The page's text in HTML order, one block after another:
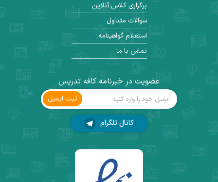
عضویت در خبرنامه کافه تدریس
ثبت ‌ایمیل
کانال تلگرام
برگزاری کلاس آنلاین
سوالات متداول
استعلام گواهینامه
تماس با ما